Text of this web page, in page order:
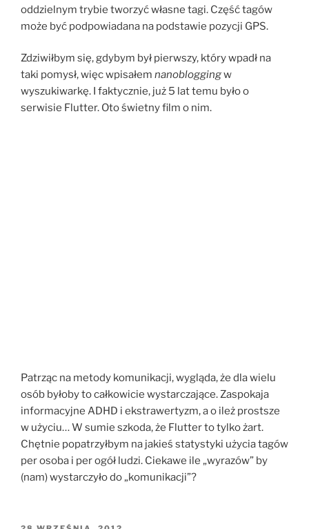
oddzielnym trybie tworzyć własne tagi. Część tagów
może być podpowiadana na podstawie pozycji GPS.
Zdziwiłbym się, gdybym był pierwszy, który wpadł na
taki pomysł, więc wpisałem nanobloggingw
wyszukiwarkę. I faktycznie, już 5 lat temu było o
serwisie Flutter. Oto świetny film o nim.
Patrząc na metody komunikacji, wygląda, że dla wielu
osób byłoby to całkowicie wystarczające. Zaspokaja
informacyjne ADHD i ekstrawertyzm, a o ileż prostsze
w użyciu… W sumie szkoda, że Flutter to tylko żart.
Chętnie popatrzyłbym na jakieś statystyki użycia tagów
per osoba i per ogół ludzi. Ciekawe ile „wyrazów” by
(nam) wystarczyło do „komunikacji”?